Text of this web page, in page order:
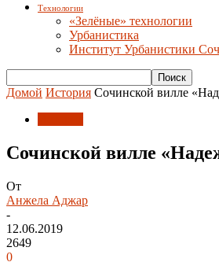
Технологии
«Зелёные» технологии
Урбанистика
Институт Урбанистики
Домой История Сочинской вилле
Сочинской вилле
От
Анжела Аджар
-
12.06.2019
2649
0